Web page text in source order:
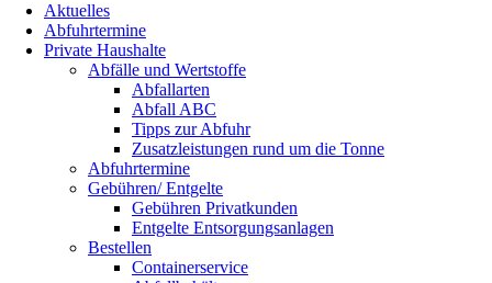
Aktuelles
Abfuhrtermine
Private Haushalte
Abfälle und Wertstoffe
Abfallarten
Abfall ABC
Tipps zur Abfuhr
Zusatzleistungen rund um die Tonne
Abfuhrtermine
Gebühren/ Entgelte
Gebühren Privatkunden
Entgelte Entsorgungsanlagen
Bestellen
Containerservice